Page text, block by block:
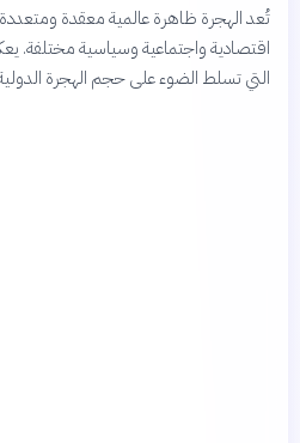
تُعد الهجرة ظاهرة عالمية معقدة
اقتصادية واجتماعية وسياسية مختلفة.
التي تسلط الضوء على حجم الهجرة الدولية